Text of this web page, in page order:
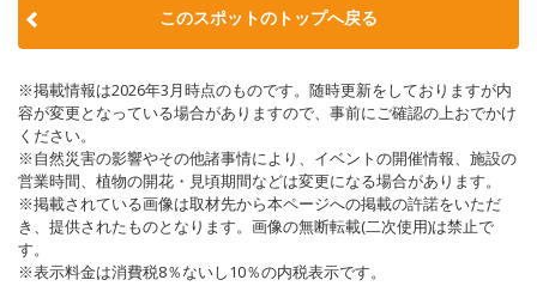
このスポットのトップへ戻る
※掲載情報は2026年3月時点のものです。随時更新をしておりますが内
容が変更となっている場合がありますので、事前にご確認の上おでかけ
ください。
※自然災害の影響やその他諸事情により、イベントの開催情報、施設の
営業時間、植物の開花・見頃期間などは変更になる場合があります。
※掲載されている画像は取材先から本ページへの掲載の許諾をいただ
き、提供されたものとなります。画像の無断転載(二次使用)は禁止で
す。
※表示料金は消費税8％ないし10％の内税表示です。